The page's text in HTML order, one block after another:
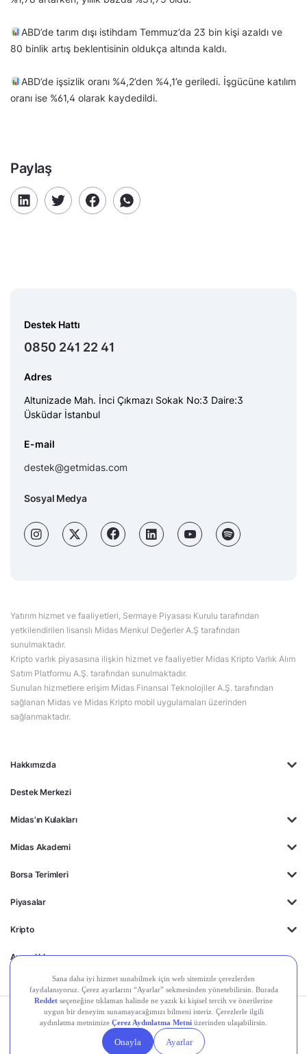
ABD’de tarım dışı istihdam Temmuz’da 23 bin kişi azaldı ve
80 binlik artış beklentisinin oldukça altında kaldı.
ABD’de işsizlik oranı %4,2’den %4,1’e geriledi. İşgücüne katılım
oranı ise %61,4 olarak kaydedildi.
Paylaş
Hakkımızda
Destek Merkezi
Midas'ın Kulakları
Midas Akademi
Borsa Terimleri
Piyasalar
Kripto
Ayrıcalıklar
Destek Hattı
0850 241 22 41
Adres
Altunizade Mah. İnci Çıkmazı Sokak No:3 Daire:3
Üsküdar İstanbul
E-mail
destek@getmidas.com
Sosyal Medya
Yatırım hizmet ve faaliyetleri, Sermaye Piyasası Kurulu tarafından
yetkilendirilen lisanslı Midas Menkul Değerler A.Ş tarafından
sunulmaktadır.
Kripto varlık piyasasına ilişkin hizmet ve faaliyetler Midas Kripto Varlık Alım
Satım Platformu A.Ş. tarafından sunulmaktadır.
Sunulan hizmetlere erişim Midas Finansal Teknolojiler A.Ş. tarafından
sağlanan Midas ve Midas Kripto mobil uygulamaları üzerinden
sağlanmaktadır.
Kişisel Verilerin
Gizlilik
Politikası
Yasal
Duyurular
Çerez